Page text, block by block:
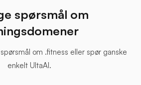
spørsmål om
om .fitness eller spør ganske
enkelt UltaAI.